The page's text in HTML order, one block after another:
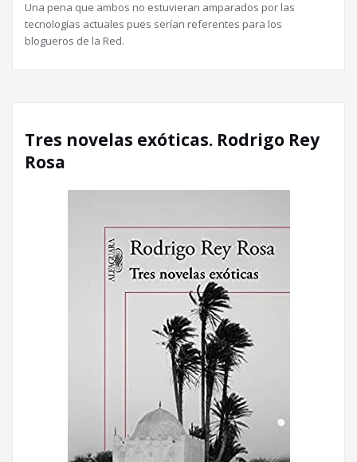
Una pena que ambos no estuvieran amparados por las
tecnologías actuales pues serían referentes para los
blogueros de la Red.
Tres novelas exóticas. Rodrigo Rey
Rosa